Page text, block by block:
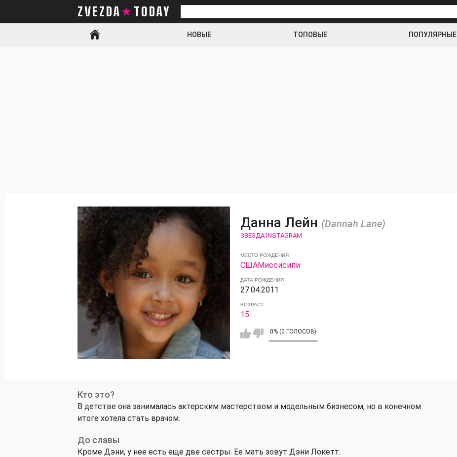
ZVEZDA TODAY
Искать
НОВЫЕ ТОПОВЫЕ ПОПУЛЯРНЫЕ
Данна Лейн (Dannah Lane)
ЗВЕЗДА INSTAGRAM
МЕСТО РОЖДЕНИЯ
СШАМиссисипи
ДАТА РОЖДЕНИЯ
27.04.2011
ВОЗРАСТ
15
0% (0 ГОЛОСОВ)
Кто это?
В детстве она занималась актерским мастерством и модельным бизнесом, но в конечном
итоге хотела стать врачом.
До славы
Кроме Дэни, у нее есть еще две сестры. Ее мать зовут Дэни Локетт.